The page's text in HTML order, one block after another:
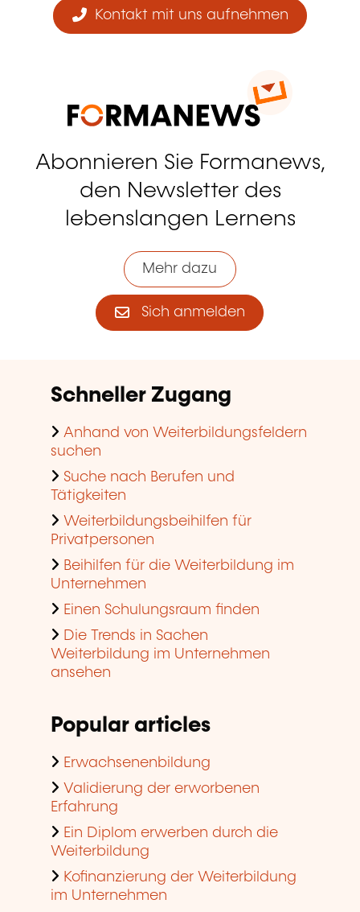
Kontakt mit uns aufnehmen
Abonnieren Sie Formanews,
den Newsletter des
lebenslangen Lernens
Mehr dazu
Sich anmelden
Schneller Zugang
Anhand von Weiterbildungsfeldern
suchen
Suche nach Berufen und
Tätigkeiten
Weiterbildungsbeihilfen für
Privatpersonen
Beihilfen für die Weiterbildung im
Unternehmen
Einen Schulungsraum finden
Die Trends in Sachen
Weiterbildung im Unternehmen
ansehen
Popular articles
Erwachsenenbildung
Validierung der erworbenen
Erfahrung
Ein Diplom erwerben durch die
Weiterbildung
Kofinanzierung der Weiterbildung
im Unternehmen